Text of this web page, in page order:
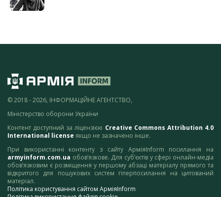
© 2018 - 2026, ІНФОРМАЦІЙНЕ АГЕНТСТВО,
Міністерство оборони України
Контент доступний за ліцензією Creative Commons Attribution 4.0
International license якщо не зазначено інше.
При використанні контенту з сайту АрміяInform посилання на
armyinform.com.ua обов’язкове. Для суб’єктів у сфері онлайн-медіа
обов’язковим є розміщення у першому абзаці матеріалу прямого та
відкритого для пошукових систем гіперпосилання на цитований
матеріал.
Політика користування сайтом АрміяInform